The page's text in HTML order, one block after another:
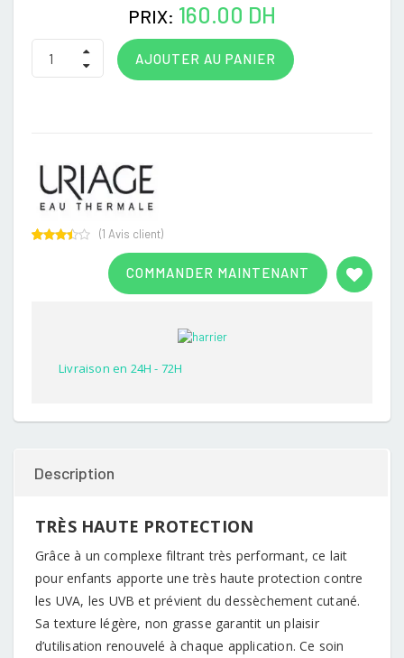
PRIX: 160.00 DH
AJOUTER AU PANIER
COMMANDER MAINTENANT
(1 Avis client)
Livraison en 24H - 72H
Description
TRÈS HAUTE PROTECTION
Grâce à un complexe filtrant très performant, ce lait
pour enfants apporte une très haute protection contre
les UVA, les UVB et prévient du dessèchement cutané.
Sa texture légère, non grasse garantit un plaisir
d’utilisation renouvelé à chaque application. Ce soin